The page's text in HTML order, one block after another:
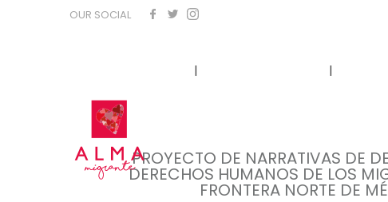
OUR SOCIAL
PROYECTO DE NARRATIVAS DE
DERECHOS HUMANOS DE LOS
FRONTERA NORTE DE